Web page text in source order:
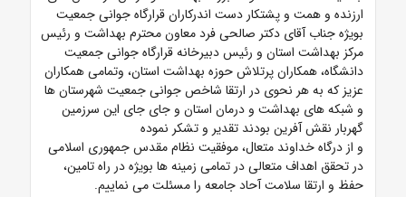
ارزنده و همت و پشتکار دست اندرکاران قرارگاه جوانی جمعیت
بویژه جناب آقای دکتر صالحی فرد معاون محترم بهداشت و رئیس
مرکز بهداشت استان و رئیس دبیرخانه قرارگاه جوانی جمعیت
دانشگاه، همکاران پرتلاش حوزه بهداشت استان، وتمامی همکاران
عزیز که به هر نحوی در ارتقا شاخص جوانی جمعیت شهرستان ها
و شبکه های بهداشت و درمان استان و جای جای این سرزمین
گهربار نقش آفرین بودند تقدیر و تشکر نموده
و از درگاه خداوند متعال، موفقیت نظام مقدس جمهوری اسلامی
در تحقق اهداف متعالی در تمامی زمینه ها بویژه در راه تامین،
حفظ و ارتقا سلامت آحاد جامعه را مسئلت می نماییم.